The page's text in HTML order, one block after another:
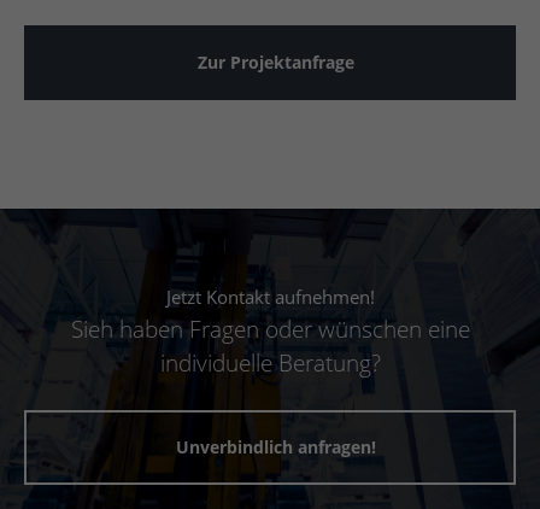
Zur Projektanfrage
Jetzt Kontakt aufnehmen!
Sieh haben Fragen oder wünschen eine
individuelle Beratung?
Unverbindlich anfragen!